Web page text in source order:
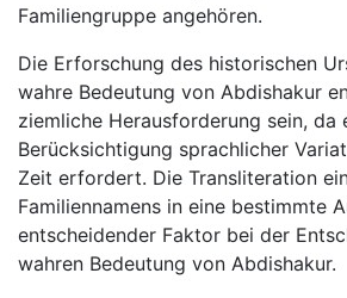
Familiengruppe angehören.
Die Erforschung des historischen
wahre Bedeutung von Abdishakur
ziemliche Herausforderung sein, da
Berücksichtigung sprachlicher
Zeit erfordert. Die Transliteration
Familiennamens in eine bestimmte
entscheidender Faktor bei der
wahren Bedeutung von Abdishakur.